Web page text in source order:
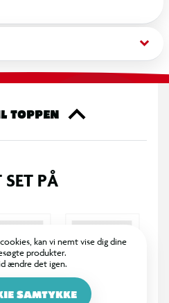
keyboard_arrow_down
TOPPEN
SET PÅ
kan vi nemt vise dig dine
produkter.
ændre det igen.
SAMTYKKE